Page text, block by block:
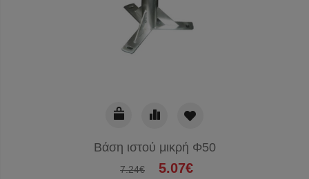
Βάση ιστού μικρή Φ50
7.24€ 5.07€